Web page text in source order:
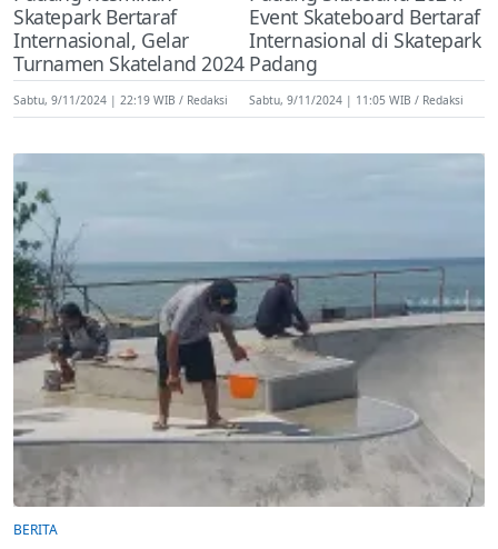
Skatepark Bertaraf
Internasional, Gelar
Turnamen Skateland 2024
Sabtu, 9/11/2024 | 22:19 WIB Redaksi
Event Skateboard Bertaraf
Internasional di Skatepark
Padang
Sabtu, 9/11/2024 | 11:05 WIB Redaksi
BERITA